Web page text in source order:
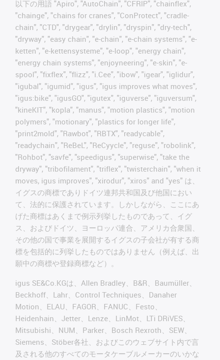
以下の用語 "Apiro", "AutoChain", "CFRIP", "chainflex",
"chainge", "chains for cranes", "ConProtect", "cradle-
chain", "CTD", "drygear", "drylin", "dryspin", "dry-tech",
"dryway", "easy chain", "e-chain", "e-chain systems", "e-
ketten", "e-kettensysteme", "e-loop", "energy chain",
"energy chain systems", "enjoyneering", "e-skin", "e-
spool", "fixflex", "flizz", "i.Cee", "ibow", "igear", "iglidur",
"igubal", "igumid", "igus", "igus improves what moves",
"igus:bike", "igusGO", "igutex", "iguverse", "iguversum",
"kineKIT", "kopla", "manus", "motion plastics", "motion
polymers", "motionary", "plastics for longer life",
"print2mold", "Rawbot", "RBTX", "readycable",
"readychain", "ReBeL", "ReCyycle", "reguse", "robolink",
"Rohbot", "savfe", "speedigus", "superwise", "take the
dryway", "tribofilament", "triflex", "twisterchain", "when it
moves, igus improves", "xirodur", "xiros" and "yes" は、
イグスの商標でありドイツ連邦共和国及び他国におい
て、法的に保護されています。しかしながら、ここにあ
げた商標はあくまで例示列挙したものであって、イグ
ス、およびドイツ、ヨーロッパ連合、アメリカ合衆国、
その他の国で事業を展開するイグスの子会社が有する商
標を包括的に列挙したものではありません（例えば、出
願中の商標や登録商標など）。
igus SE&Co.KGは、Allen Bradley、B&R、Baumüller、
Beckhoff、Lahr、Control Techniques、Danaher
Motion、ELAU、FAGOR、FANUC、Festo、
Heidenhain、Jetter、Lenze、LinMot、LTi DRiVES、
Mitsubishi、NUM、Parker、Bosch Rexroth、SEW、
Siemens、Stöber各社、およびこのウェブサイト内で言
及される他のすべてのモータケーブルメーカーのいかな